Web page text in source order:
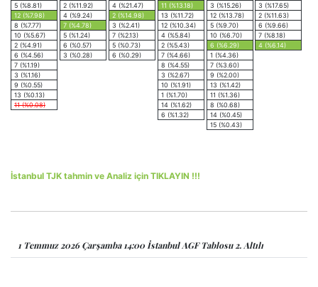
5 (%8.81)
12 (%7.98)
8 (%7.77)
10 (%5.67)
2 (%4.91)
6 (%4.56)
7 (%1.19)
3 (%1.16)
9 (%0.55)
13 (%0.13)
11 (%0.08)
2 (%11.92)
4 (%9.24)
7 (%4.78)
5 (%1.24)
6 (%0.57)
3 (%0.28)
4 (%21.47)
2 (%14.98)
3 (%2.41)
7 (%2.13)
5 (%0.73)
6 (%0.29)
11 (%13.18)
13 (%11.72)
12 (%10.34)
4 (%5.84)
2 (%5.43)
7 (%4.66)
8 (%4.55)
3 (%2.67)
10 (%1.91)
1 (%1.70)
14 (%1.62)
6 (%1.32)
3 (%15.26)
12 (%13.78)
5 (%9.70)
10 (%6.70)
6 (%6.29)
1 (%4.36)
7 (%3.60)
9 (%2.00)
13 (%1.42)
11 (%1.36)
8 (%0.68)
14 (%0.45)
15 (%0.43)
3 (%17.65)
2 (%11.63)
6 (%9.66)
7 (%8.18)
4 (%6.14)
İstanbul TJK tahmin ve Analiz için TIKLAYIN !!!
1 Temmuz 2026 Çarşamba 14:00 İstanbul AGF Tablosu 2. Altılı